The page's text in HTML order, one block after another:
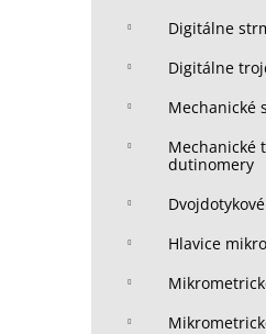
Digitálne
Digitálne
Mechanické
Mechanické
dutinomery
Hlavice